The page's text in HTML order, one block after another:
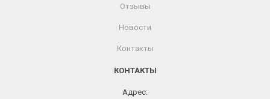
Отзывы
Новости
Контакты
КОНТАКТЫ
Адрес: